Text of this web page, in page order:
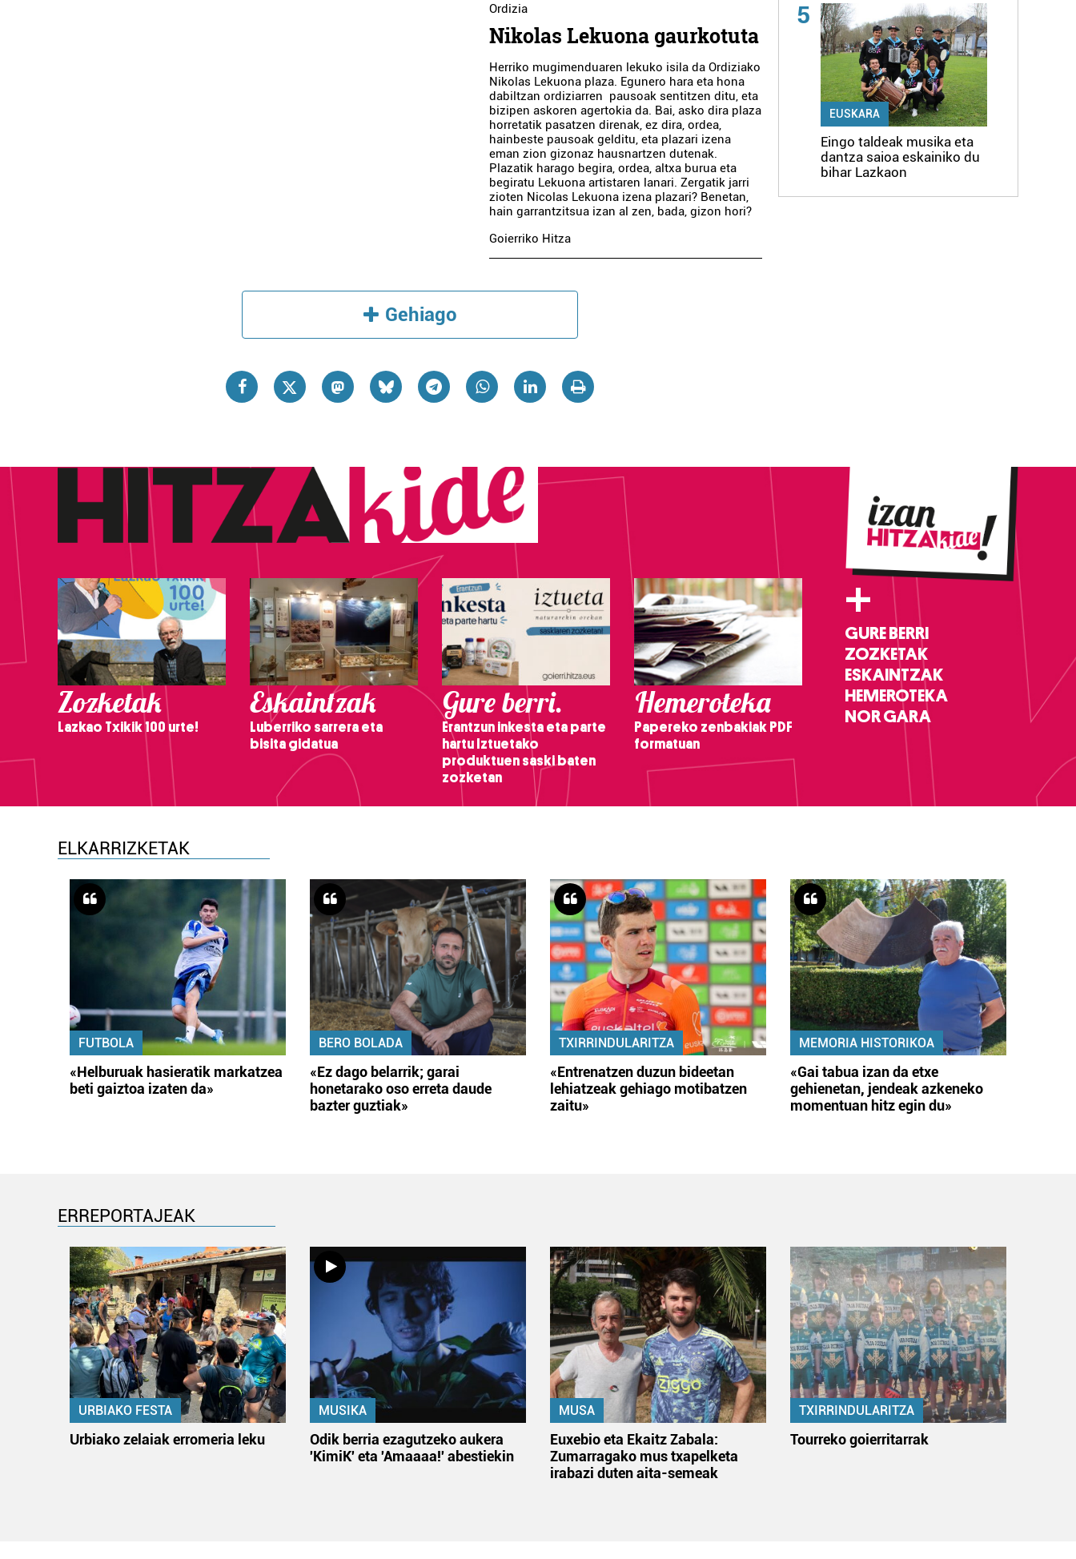
Ordizia
Nikolas Lekuona gaurkotuta
Herriko mugimenduaren lekuko isila da Ordiziako
Nikolas Lekuona plaza. Egunero hara eta hona
dabiltzan ordiziarren pausoak sentitzen ditu, eta
bizipen askoren agertokia da. Bai, asko dira plaza
horretatik pasatzen direnak, ez dira, ordea,
hainbeste pausoak gelditu, eta plazari izena
eman zion gizonaz hausnartzen dutenak.
Plazatik harago begira, ordea, altxa burua eta
begiratu Lekuona artistaren lanari. Zergatik jarri
zioten Nicolas Lekuona izena plazari? Benetan,
hain garrantzitsua izan al zen, bada, gizon hori?
Goierriko Hitza
Gehiago
5
EUSKARA
Eingo taldeak musika eta
dantza saioa eskainiko du
bihar Lazkaon
Zozketak
Lazkao Txikik 100 urte!
Eskaintzak
Luberriko sarrera eta
bisita gidatua
Gure berri.
Erantzun inkesta eta parte
hartu Iztuetako
produktuen saski baten
zozketan
Hemeroteka
Papereko zenbakiak PDF
formatuan
+
GURE BERRI
ZOZKETAK
ESKAINTZAK
HEMEROTEKA
NOR GARA
ELKARRIZKETAK
FUTBOLA
«Helburuak hasieratik markatzea
beti gaiztoa izaten da»
BERO BOLADA
«Ez dago belarrik; garai
honetarako oso erreta daude
bazter guztiak»
TXIRRINDULARITZA
«Entrenatzen duzun bideetan
lehiatzeak gehiago motibatzen
zaitu»
MEMORIA HISTORIKOA
«Gai tabua izan da etxe
gehienetan, jendeak azkeneko
momentuan hitz egin du»
ERREPORTAJEAK
URBIAKO FESTA
Urbiako zelaiak erromeria leku
MUSIKA
Odik berria ezagutzeko aukera
'KimiK' eta 'Amaaaa!' abestiekin
MUSA
Euxebio eta Ekaitz Zabala:
Zumarragako mus txapelketa
irabazi duten aita-semeak
TXIRRINDULARITZA
Tourreko goierritarrak